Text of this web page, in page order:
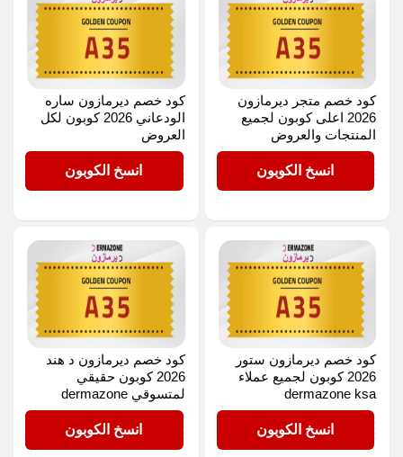
كود خصم متجر ديرمازون
2026 اعلى كوبون لجميع
المنتجات والعروض
انسخ الكوبون
كود خصم ديرمازون ساره
الودعاني 2026 كوبون لكل
العروض
انسخ الكوبون
كود خصم ديرمازون ستور
2026 كوبون لجميع عملاء
dermazone ksa
انسخ الكوبون
كود خصم ديرمازون د هند
2026 كوبون حقيقي
لمتسوقي dermazone
انسخ الكوبون